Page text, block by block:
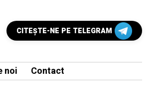
CITEŞTE-NE PE TELEGRAM
noi Contact